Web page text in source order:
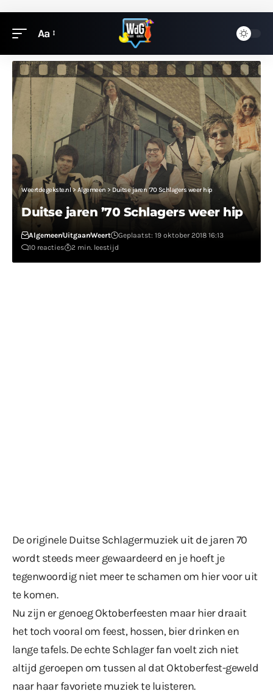
Aa
Weertdegekste.nl> Algemeen> Duitse jaren ’70 Schlagers weer hip
Duitse jaren ’70 Schlagers weer hip
AlgemeenUitgaanWeert
Geplaatst: 19 oktober 2018 16:13
10 reacties
2 min. leestijd
De originele Duitse Schlagermuziek uit de jaren 70
wordt steeds meer gewaardeerd en je hoeft je
tegenwoordig niet meer te schamen om hier voor uit
te komen.
Nu zijn er genoeg Oktoberfeesten maar hier draait
het toch vooral om feest, hossen, bier drinken en
lange tafels. De echte Schlager fan voelt zich niet
altijd geroepen om tussen al dat Oktoberfest-geweld
naar haar favoriete muziek te luisteren.